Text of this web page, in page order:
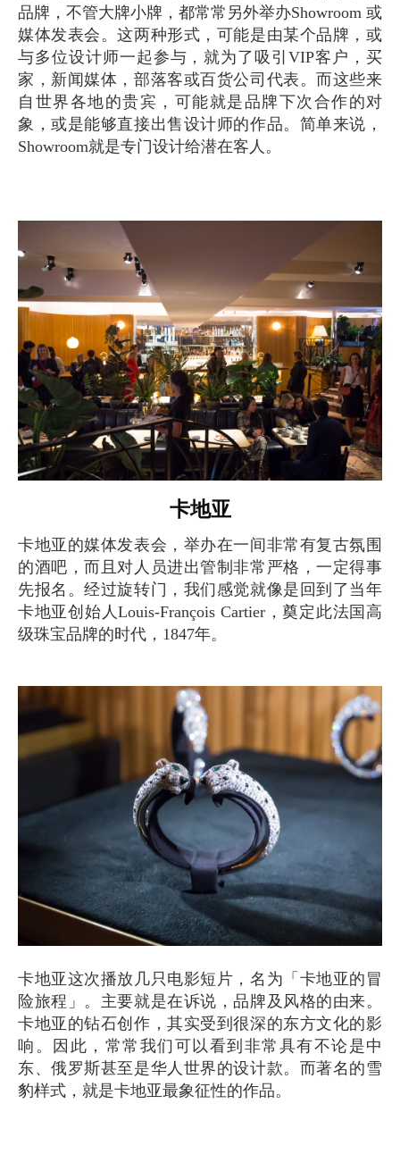
品牌，不管大牌小牌，都常常另外举办Showroom 或
媒体发表会。这两种形式，可能是由某个品牌，或
与多位设计师一起参与，就为了吸引VIP客户，买
家，新闻媒体，部落客或百货公司代表。而这些来
自世界各地的贵宾，可能就是品牌下次合作的对
象，或是能够直接出售设计师的作品。简单来说，
Showroom就是专门设计给潜在客人。
卡地亚
卡地亚的媒体发表会，举办在一间非常有复古氛围
的酒吧，而且对人员进出管制非常严格，一定得事
先报名。经过旋转门，我们感觉就像是回到了当年
卡地亚创始人Louis-François Cartier，奠定此法国高
级珠宝品牌的时代，1847年。
卡地亚这次播放几只电影短片，名为「卡地亚的冒
险旅程」。主要就是在诉说，品牌及风格的由来。
卡地亚的钻石创作，其实受到很深的东方文化的影
响。因此，常常我们可以看到非常具有不论是中
东、俄罗斯甚至是华人世界的设计款。而著名的雪
豹样式，就是卡地亚最象征性的作品。